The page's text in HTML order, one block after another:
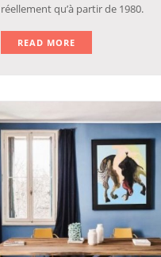
réellement qu’à partir de 1980.
READ MORE